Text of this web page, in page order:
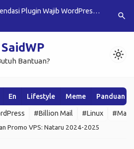
Gratis Terbaik untuk
3
search
SaidWP
Bantuan? light_mode
En Lifestyle Meme Panduan
#Billion Mail #Linux
#Mail
Promo VPS: Nataru 2024-2025